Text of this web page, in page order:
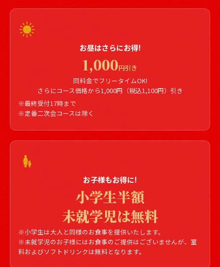
お昼はさらにお得!
1,000円引き
同料金でフリータイムOK!
さらにコース価格から1,000円（税込1,100円）引き
※最終受付17時まで
※定番二次会コースは除く
お子様もお得に!
小学生半額
未就学児は無料
※小学生は大人と同様のお食事を提供いたします。
※未就学児のお子様にはお食事のご提供はございませんが、室
料およびソフトドリンクは無料となります。